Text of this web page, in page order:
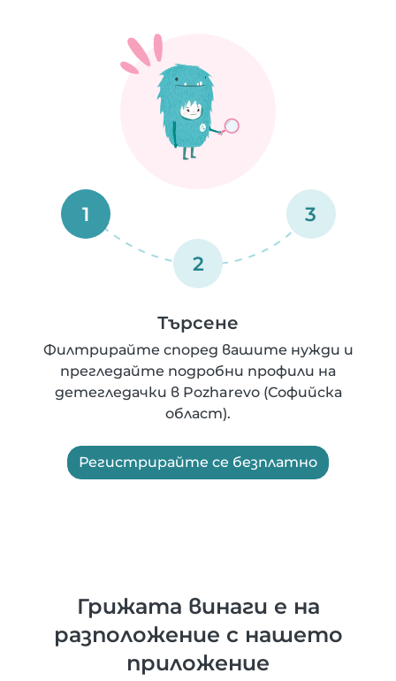
1
2
3
Търсене
Филтрирайте според вашите нужди и
прегледайте подробни профили на
детегледачки в Pozharevo (Софийска
област).
Регистрирайте се безплатно
Грижата винаги е на
разположение с нашето
приложение